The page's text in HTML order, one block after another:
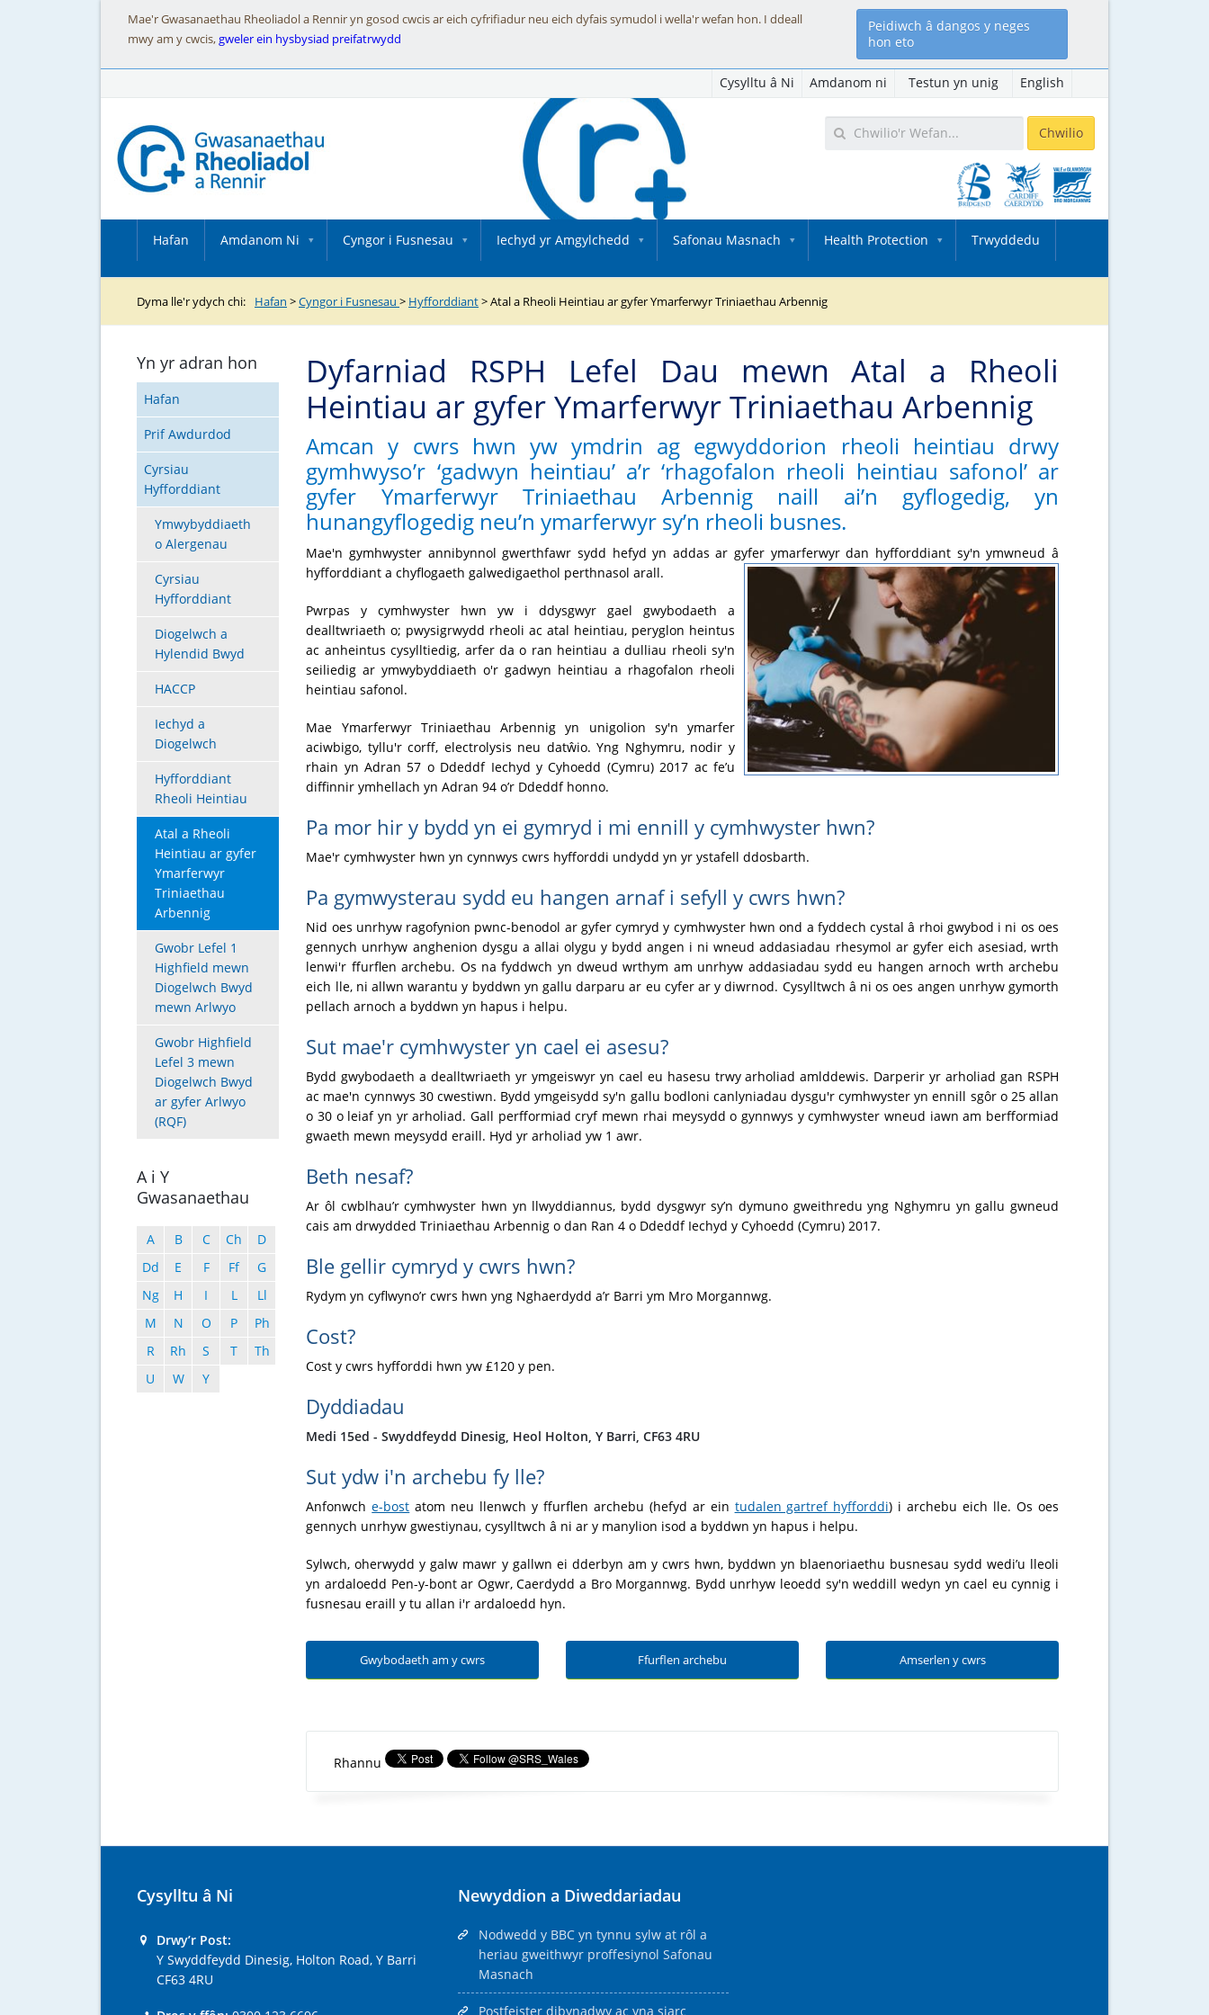
Mae'r Gwasanaethau Rheoliadol a Rennir yn gosod cwcis ar eich cyfrifiadur neu eich dyfais symudol i wella'r wefan hon. I ddeall
mwy am y cwcis,gweler ein hysbysiad preifatrwydd
Peidiwch â dangos y neges
hon eto
Cysylltu â Ni Amdanom ni Testun yn unig English
Hafan Amdanom Ni Cyngor i Fusnesau Iechyd yr Amgylchedd Safonau Masnach Health Protection Trwyddedu
Dyma lle'r ydych chi: Hafan >Cyngor i Fusnesau > Hyfforddiant>Atal a Rheoli Heintiau ar gyfer Ymarferwyr Triniaethau Arbennig
Yn yr adran hon
Hafan
Prif Awdurdod
Cyrsiau
Hyfforddiant
Ymwybyddiaeth
o Alergenau
Cyrsiau
Hyfforddiant
Diogelwch a
Hylendid Bwyd
HACCP
Iechyd a
Diogelwch
Hyfforddiant
Rheoli Heintiau
Atal a Rheoli
Heintiau ar gyfer
Ymarferwyr
Triniaethau
Arbennig
Gwobr Lefel 1
Highfield mewn
Diogelwch Bwyd
mewn Arlwyo
Gwobr Highfield
Lefel 3 mewn
Diogelwch Bwyd
ar gyfer Arlwyo
(RQF)
A i Y
Gwasanaethau
A B C Ch
D
Dd
E F Ff
G
Ng
H I L
Ll
M
N O P
Ph
R
Rh S T
Th
U
W Y
Dyfarniad RSPH Lefel Dau mewn Atal a Rheoli
Heintiau ar gyfer Ymarferwyr Triniaethau Arbennig
Amcan y cwrs hwn yw ymdrin ag egwyddorion rheoli heintiau drwy
gymhwyso’r ‘gadwyn heintiau’ a’r ‘rhagofalon rheoli heintiau safonol’ ar
gyfer Ymarferwyr Triniaethau Arbennig naill ai’n gyflogedig, yn
hunangyflogedig neu’n ymarferwyr sy’n rheoli busnes.
Mae'n gymhwyster annibynnol gwerthfawr sydd hefyd yn addas ar gyfer ymarferwyr dan hyfforddiant sy'n ymwneud â
hyfforddiant a chyflogaeth galwedigaethol perthnasol arall.
Pwrpas y cymhwyster hwn yw i ddysgwyr gael gwybodaeth a
dealltwriaeth o; pwysigrwydd rheoli ac atal heintiau, peryglon heintus
ac anheintus cysylltiedig, arfer da o ran heintiau a dulliau rheoli sy'n
seiliedig ar ymwybyddiaeth o'r gadwyn heintiau a rhagofalon rheoli
heintiau safonol.
Mae Ymarferwyr Triniaethau Arbennig yn unigolion sy'n ymarfer
aciwbigo, tyllu'r corff, electrolysis neu datŵio. Yng Nghymru, nodir y
rhain yn Adran 57 o Ddeddf Iechyd y Cyhoedd (Cymru) 2017 ac fe’u
diffinnir ymhellach yn Adran 94 o’r Ddeddf honno.
Pa mor hir y bydd yn ei gymryd i mi ennill y cymhwyster hwn?
Mae'r cymhwyster hwn yn cynnwys cwrs hyfforddi undydd yn yr ystafell ddosbarth.
Pa gymwysterau sydd eu hangen arnaf i sefyll y cwrs hwn?
Nid oes unrhyw ragofynion pwnc-benodol ar gyfer cymryd y cymhwyster hwn ond a fyddech cystal â rhoi gwybod i ni os oes
gennych unrhyw anghenion dysgu a allai olygu y bydd angen i ni wneud addasiadau rhesymol ar gyfer eich asesiad, wrth
lenwi'r ffurflen archebu. Os na fyddwch yn dweud wrthym am unrhyw addasiadau sydd eu hangen arnoch wrth archebu
eich lle, ni allwn warantu y byddwn yn gallu darparu ar eu cyfer ar y diwrnod. Cysylltwch â ni os oes angen unrhyw gymorth
pellach arnoch a byddwn yn hapus i helpu.
Sut mae'r cymhwyster yn cael ei asesu?
Bydd gwybodaeth a dealltwriaeth yr ymgeiswyr yn cael eu hasesu trwy arholiad amlddewis. Darperir yr arholiad gan RSPH
ac mae'n cynnwys 30 cwestiwn. Bydd ymgeisydd sy'n gallu bodloni canlyniadau dysgu'r cymhwyster yn ennill sgôr o 25 allan
o 30 o leiaf yn yr arholiad. Gall perfformiad cryf mewn rhai meysydd o gynnwys y cymhwyster wneud iawn am berfformiad
gwaeth mewn meysydd eraill. Hyd yr arholiad yw 1 awr.
Beth nesaf?
Ar ôl cwblhau’r cymhwyster hwn yn llwyddiannus, bydd dysgwyr sy’n dymuno gweithredu yng Nghymru yn gallu gwneud
cais am drwydded Triniaethau Arbennig o dan Ran 4 o Ddeddf Iechyd y Cyhoedd (Cymru) 2017.
Ble gellir cymryd y cwrs hwn?
Rydym yn cyflwyno’r cwrs hwn yng Nghaerdydd a’r Barri ym Mro Morgannwg.
Cost?
Cost y cwrs hyfforddi hwn yw £120 y pen.
Dyddiadau
Medi 15ed - Swyddfeydd Dinesig, Heol Holton, Y Barri, CF63 4RU
Sut ydw i'n archebu fy lle?
Anfonwche-bost atom neu llenwch y ffurflen archebu (hefyd ar ein tudalen gartref hyfforddi) i archebu eich lle. Os oes
gennych unrhyw gwestiynau, cysylltwch â ni ar y manylion isod a byddwn yn hapus i helpu.
Sylwch, oherwydd y galw mawr y gallwn ei dderbyn am y cwrs hwn, byddwn yn blaenoriaethu busnesau sydd wedi’u lleoli
yn ardaloedd Pen-y-bont ar Ogwr, Caerdydd a Bro Morgannwg. Bydd unrhyw leoedd sy'n weddill wedyn yn cael eu cynnig i
fusnesau eraill y tu allan i'r ardaloedd hyn.
Gwybodaeth am y cwrs Ffurflen archebu Amserlen y cwrs
Rhannu
Cysylltu â Ni
Drwy’r Post:
Y Swyddfeydd Dinesig, Holton Road, Y Barri
CF63 4RU
Newyddion a Diweddariadau
Nodwedd y BBC yn tynnu sylw at rôl a
heriau gweithwyr proffesiynol Safonau
Masnach
Postfeister dibynadwy ac yna siarc